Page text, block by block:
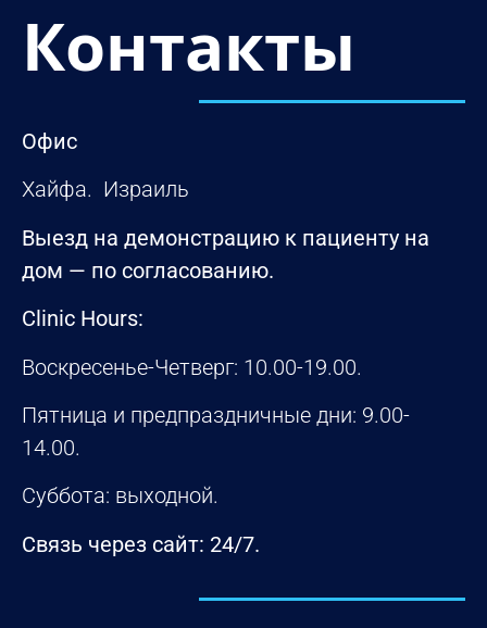
Контакты
Офис
Хайфа. Израиль
Выезд на демонстрацию к пациенту на
дом — по согласованию.
Clinic Hours:
Воскресенье-Четверг: 10.00-19.00.
Пятница и предпраздничные дни: 9.00-
14.00.
Суббота: выходной.
Связь через сайт: 24/7.